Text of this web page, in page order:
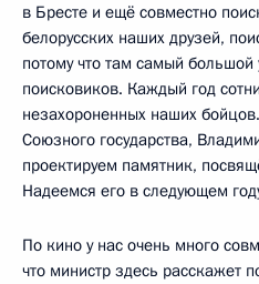
в Бресте и ещё совместно
белорусских наших друзей,
потому что там самый большой
поисковиков. Каждый год
незахороненных наших
Союзного государства,
проектируем памятник,
Надеемся его в следующем
По кино у нас очень много
что министр здесь расскажет